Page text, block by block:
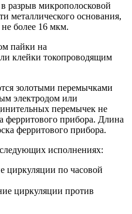
разрыв микрополосковой
металлического основания,
более 16 мкм.
пайки на
клейки токопроводящим
золотыми перемычками
электродом или
перемычек не
ферритового прибора. Длина
ферритового прибора.
исполнениях:
по часовой
циркуляции против